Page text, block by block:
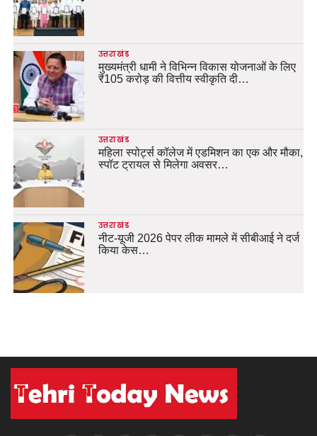
उत्तराखंड
मुख्यमंत्री धामी ने विभिन्न विकास योजनाओं के लिए
₹105 करोड़ की वित्तीय स्वीकृति दी…
उत्तराखंड
महिला स्पोर्ट्स कॉलेज में एडमिशन का एक और मौका,
स्पॉट ट्रायल से मिलेगा अवसर…
उत्तराखंड
नीट-यूजी 2026 पेपर लीक मामले में सीबीआई ने दर्ज
किया केस…